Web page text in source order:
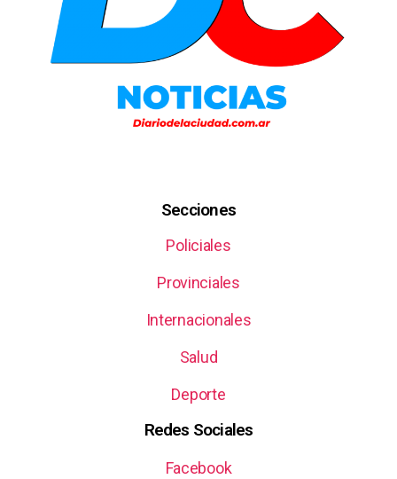
Secciones
Policiales
Provinciales
Internacionales
Salud
Deporte
Redes Sociales
Facebook